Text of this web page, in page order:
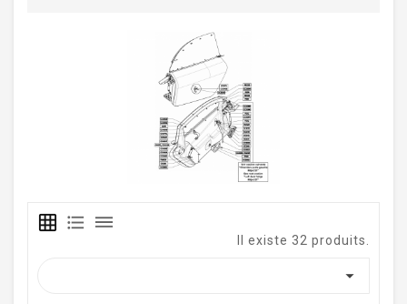
grid_on format_list_bulleted dehaze
Il existe 32 produits.
